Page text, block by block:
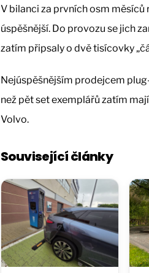
V bilanci za prvních osm
úspěšnější. Do provozu se jich
zatím připsaly o dvě tisícovky
Nejúspěšnějším prodejcem
než pět set exemplářů zatím
Volvo.
Související články